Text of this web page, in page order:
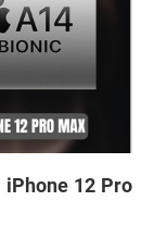
iPhone 12 Pro